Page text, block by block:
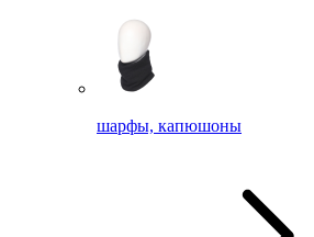
шарфы, капюшоны